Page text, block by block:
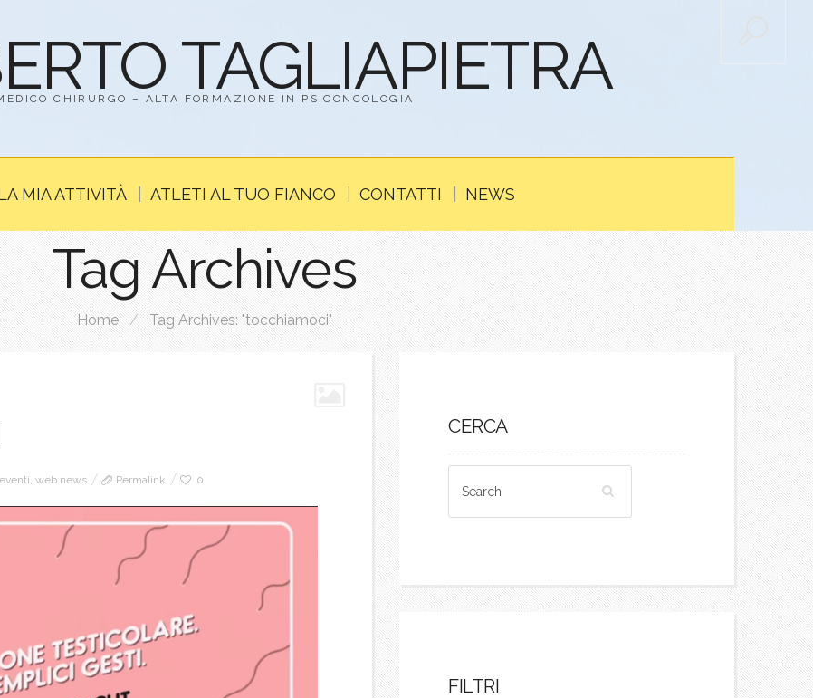
TAGLIAPIETRA
CHIRURGO – ALTA FORMAZIONE IN PSICONCOLOGIA
MIA ATTIVITÀ ATLETI AL TUO FIANCO CONTATTI NEWS
Tag Archives
Home / Tag Archives: "tocchiamoci"
eventi, web news Permalink 0
CERCA
FILTRI